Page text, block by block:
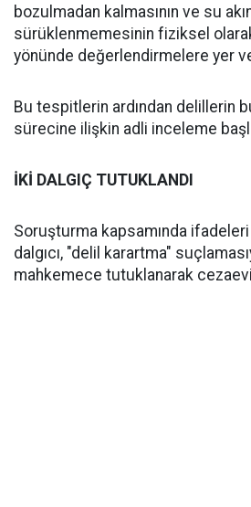
bozulmadan kalmasının ve su
sürüklenmemesinin fiziksel
yönünde değerlendirmelere yer
Bu tespitlerin ardından delillerin
sürecine ilişkin adli inceleme
İKİ DALGIÇ TUTUKLANDI
Soruşturma kapsamında ifadeleri
dalgıcı, "delil karartma"
mahkemece tutuklanarak